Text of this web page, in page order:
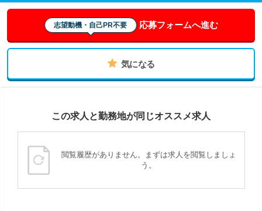
志望動機・自己PR不要 応募フォームへ進む
気になる
この求人と勤務地が同じオススメ求人
閲覧履歴がありません。まずは求人を閲覧しましょ
う。